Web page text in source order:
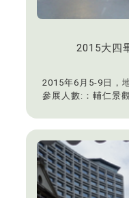
2015大四
2015年6月5-9日，
參展人數:：輔仁景